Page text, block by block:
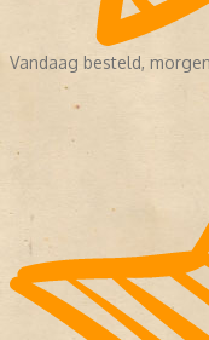
Vandaag besteld,